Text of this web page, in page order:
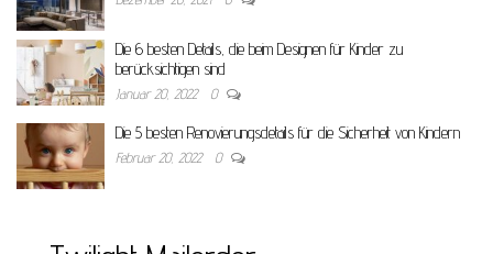
Die 6 besten Details, die beim Designen für Kinder zu
berücksichtigen sind
Januar 20, 2022 0
Die 5 besten Renovierungsdetails für die Sicherheit von Kindern
Februar 20, 2022 0